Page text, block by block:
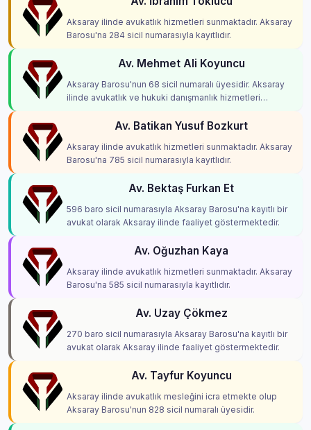
Aksaray ilinde avukatlık hizmetleri sunmaktadır. Aksaray
Barosu'na 284 sicil numarasıyla kayıtlıdır.
Av. Mehmet Ali Koyuncu
Aksaray Barosu'nun 68 sicil numaralı üyesidir. Aksaray
ilinde avukatlık ve hukuki danışmanlık hizmetleri
Av. Batikan Yusuf Bozkurt
Aksaray ilinde avukatlık hizmetleri sunmaktadır. Aksaray
Barosu'na 785 sicil numarasıyla kayıtlıdır.
Av. Bektaş Furkan Et
596 baro sicil numarasıyla Aksaray Barosu'na kayıtlı bir
avukat olarak Aksaray ilinde faaliyet göstermektedir.
Av. Oğuzhan Kaya
Aksaray ilinde avukatlık hizmetleri sunmaktadır. Aksaray
Barosu'na 585 sicil numarasıyla kayıtlıdır.
Av. Uzay Çökmez
270 baro sicil numarasıyla Aksaray Barosu'na kayıtlı bir
avukat olarak Aksaray ilinde faaliyet göstermektedir.
Av. Tayfur Koyuncu
Aksaray ilinde avukatlık mesleğini icra etmekte olup
Aksaray Barosu'nun 828 sicil numaralı üyesidir.